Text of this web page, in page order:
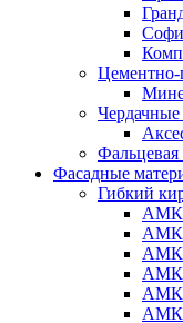
Цементно-
Фальцевая
Фасадные
Гибкий
АМК
АМК
АМК
АМК
АМК
АМК